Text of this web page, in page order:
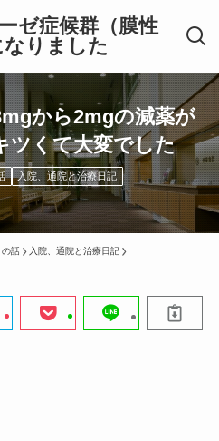
ゼ症候群（膜性
りました
から2mgの減薬が
ツくて大変でした
入院、通院と治療日記
の話 入院、通院と治療日記